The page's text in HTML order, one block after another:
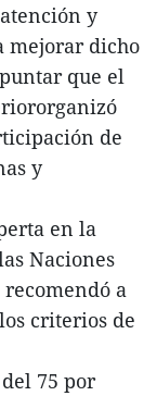
y
mejorar dicho
que el
de
y
en la
Naciones
a
criterios de
75 por